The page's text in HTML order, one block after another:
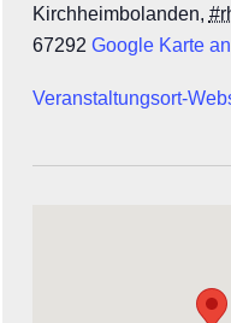
Kirchheimbolanden,
67292 Google Karte
Veranstaltungsort-